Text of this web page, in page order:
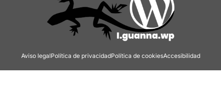
Aviso legalPolítica de privacidadPolítica de cookiesAccesibilidad